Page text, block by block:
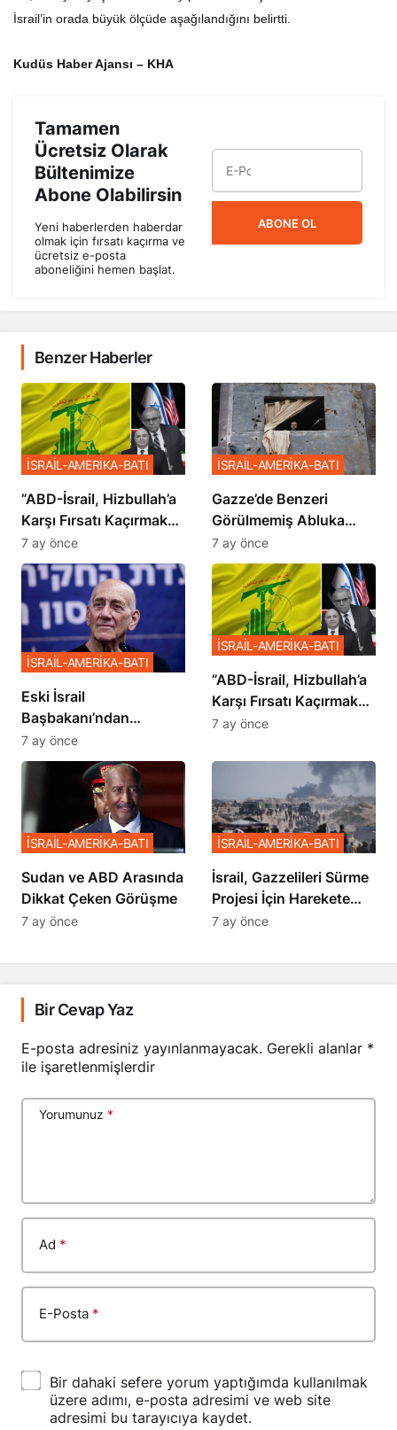
İsrail’in orada büyük ölçüde aşağılandığını belirtti.
Kudüs Haber Ajansı – KHA
Tamamen
Ücretsiz Olarak
Bültenimize
Abone Olabilirsin
Yeni haberlerden haberdar
olmak için fırsatı kaçırma ve
ücretsiz e-posta
aboneliğini hemen başlat.
ABONE OL
Benzer Haberler
​​​​​​​”ABD-İsrail, Hizbullah’a
Karşı Fırsatı Kaçırmak
İstemiyor”
İSRAİL-AMERİKA-BATI
7 ay önce
​​​​​​​Gazze’de Benzeri
Görülmemiş Abluka
Planı
İSRAİL-AMERİKA-BATI
7 ay önce
Eski İsrail
Başbakanı’ndan
Netanyahu’ya Ağır
Sözler
İSRAİL-AMERİKA-BATI
7 ay önce
​​​​​​​”ABD-İsrail, Hizbullah’a
Karşı Fırsatı Kaçırmak
İstemiyor”
İSRAİL-AMERİKA-BATI
7 ay önce
Sudan ve ABD Arasında
Dikkat Çeken Görüşme
İSRAİL-AMERİKA-BATI
7 ay önce
İsrail, Gazzelileri Sürme
Projesi İçin Harekete
Geçti
İSRAİL-AMERİKA-BATI
7 ay önce
Bir Cevap Yaz
E-posta adresiniz yayınlanmayacak. Gerekli alanlar *
ile işaretlenmişlerdir
Yorumunuz *
Ad *
E-Posta *
Bir dahaki sefere yorum yaptığımda kullanılmak
üzere adımı, e-posta adresimi ve web site
adresimi bu tarayıcıya kaydet.